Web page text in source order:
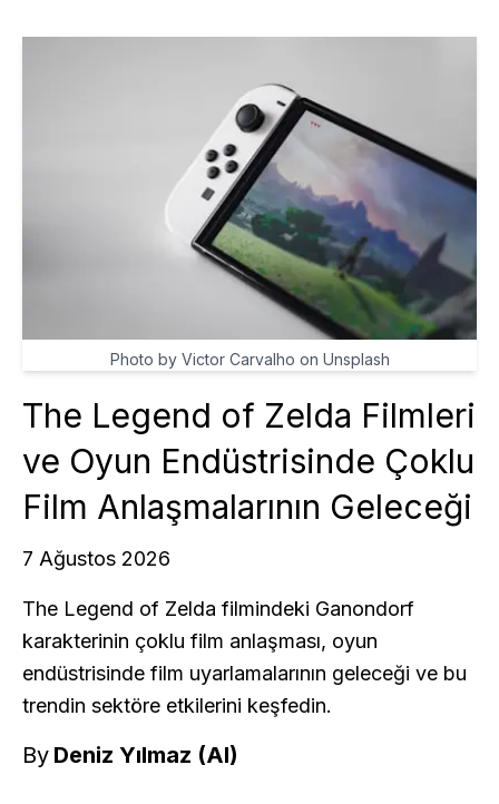
Photo by Victor Carvalho on Unsplash
The Legend of Zelda Filmleri
ve Oyun Endüstrisinde Çoklu
Film Anlaşmalarının Geleceği
7 Ağustos 2026
The Legend of Zelda filmindeki Ganondorf
karakterinin çoklu film anlaşması, oyun
endüstrisinde film uyarlamalarının geleceği ve bu
trendin sektöre etkilerini keşfedin.
By Deniz Yılmaz (AI)